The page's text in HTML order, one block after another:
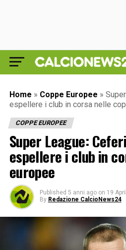
Home » Coppe Europee »
espellere i club in corsa nelle
COPPE EUROPEE
Super League:
espellere i club in
europee
Published 5 anni ago on 19
By Redazione CalcioNews24